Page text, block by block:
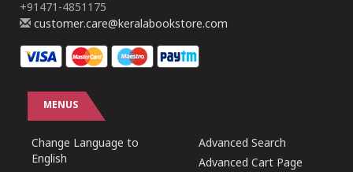
+91471-4851175
customer.care@keralabookstore.com
MENUS
Change Language to
English
Advanced Search
Advanced Cart Page